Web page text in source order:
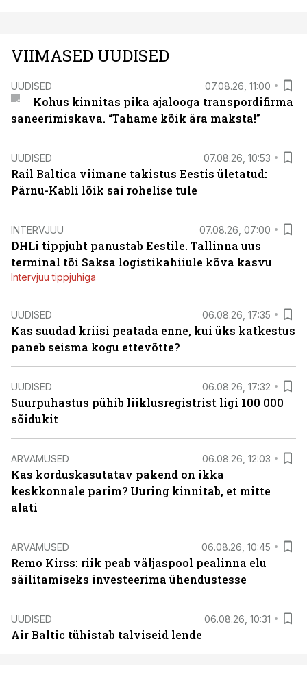
VIIMASED UUDISED
UUDISED 07.08.26, 11:00
Kohus kinnitas pika ajalooga transpordifirma
saneerimiskava. “Tahame kõik ära maksta!”
UUDISED 07.08.26, 10:53
Rail Baltica viimane takistus Eestis ületatud:
Pärnu-Kabli lõik sai rohelise tule
INTERVJUU 07.08.26, 07:00
DHLi tippjuht panustab Eestile. Tallinna uus
terminal tõi Saksa logistikahiiule kõva kasvu
Intervjuu tippjuhiga
UUDISED 06.08.26, 17:35
Kas suudad kriisi peatada enne, kui üks katkestus
paneb seisma kogu ettevõtte?
UUDISED 06.08.26, 17:32
Suurpuhastus pühib liiklusregistrist ligi 100 000
sõidukit
ARVAMUSED 06.08.26, 12:03
Kas korduskasutatav pakend on ikka
keskkonnale parim? Uuring kinnitab, et mitte
alati
ARVAMUSED 06.08.26, 10:45
Remo Kirss: riik peab väljaspool pealinna elu
säilitamiseks investeerima ühendustesse
UUDISED 06.08.26, 10:31
Air Baltic tühistab talviseid lende